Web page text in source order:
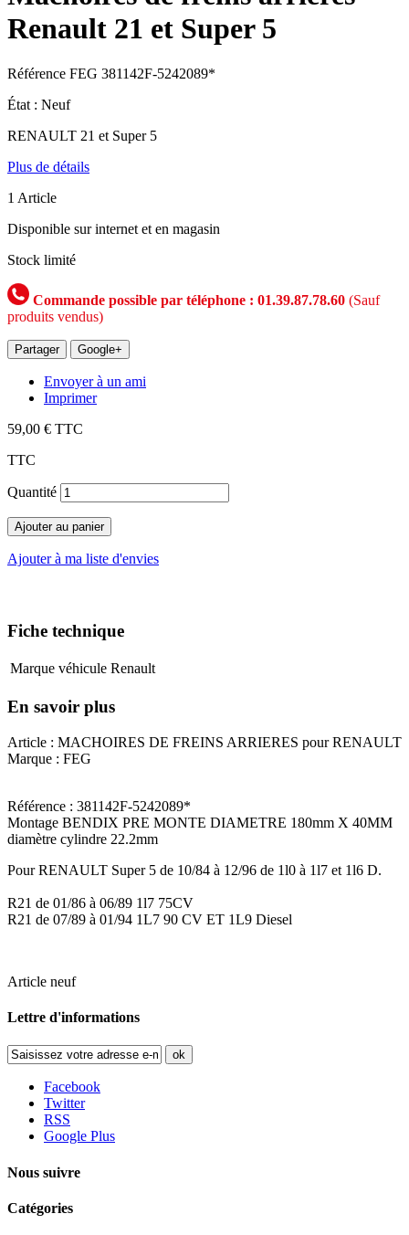
Renault 21 et Super 5
Référence FEG 381142F-5242089*
État : Neuf
RENAULT 21 et Super 5
Plus de détails
1 Article
Disponible sur internet et en magasin
Stock limité
Commande possible par téléphone : 01.39.87.78.60 (Sauf
produits vendus)
Partager Google+
Envoyer à un ami
Imprimer
59,00 € TTC
TTC
Quantité
Ajouter au panier
Ajouter à ma liste d'envies
Fiche technique
Marque véhicule Renault
En savoir plus
Article : MACHOIRES DE FREINS ARRIERES pour RENAULT
Marque : FEG
Référence : 381142F-5242089*
Montage BENDIX PRE MONTE DIAMETRE 180mm X 40MM
diamètre cylindre 22.2mm
Pour RENAULT Super 5 de 10/84 à 12/96 de 1l0 à 1l7 et 1l6 D.
R21 de 01/86 à 06/89 1l7 75CV
R21 de 07/89 à 01/94 1L7 90 CV ET 1L9 Diesel
Article neuf
Lettre d'informations
ok
Facebook
Twitter
RSS
Google Plus
Nous suivre
Catégories